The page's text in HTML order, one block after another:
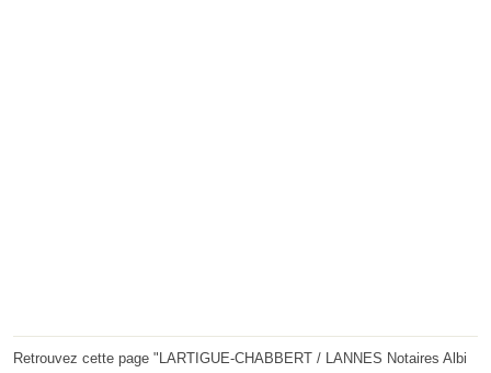
Retrouvez cette page "LARTIGUE-CHABBERT / LANNES Notaires Albi